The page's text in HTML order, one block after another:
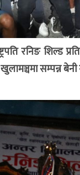
रनिङ शिल्ड
सम्पन्न